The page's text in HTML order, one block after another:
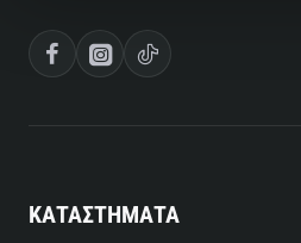
ΚΑΤΑΣΤΗΜΑΤΑ